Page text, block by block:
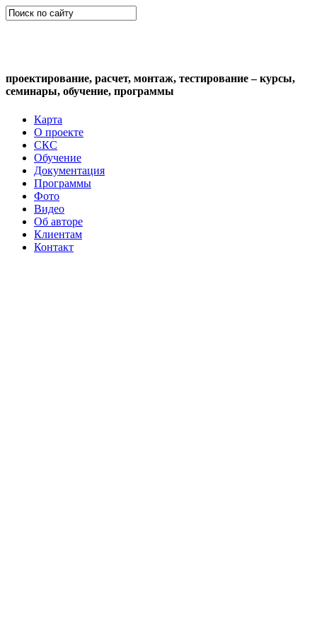
проектирование, расчет, монтаж, тестирование – курсы,
семинары, обучение, программы
Карта
О проекте
СКС
Обучение
Документация
Программы
Фото
Видео
Об авторе
Клиентам
Контакт